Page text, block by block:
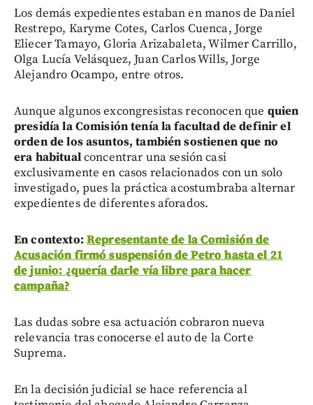
Los demás expedientes estaban en manos de Daniel
Restrepo, Karyme Cotes, Carlos Cuenca, Jorge
Eliecer Tamayo, Gloria Arizabaleta, Wilmer Carrillo,
Olga Lucía Velásquez, Juan Carlos Wills, Jorge
Alejandro Ocampo, entre otros.
Aunque algunos excongresistas reconocen que quien
presidía la Comisión tenía la facultad de definir el
orden de los asuntos, también sostienen que no
era habitualconcentrar una sesión casi
exclusivamente en casos relacionados con un solo
investigado, pues la práctica acostumbraba alternar
expedientes de diferentes aforados.
En contexto: Representante de la Comisión de
Acusación firmó suspensión de Petro hasta el 21
de junio: ¿quería darle vía libre para hacer
campaña?
Las dudas sobre esa actuación cobraron nueva
relevancia tras conocerse el auto de la Corte
Suprema.
En la decisión judicial se hace referencia al